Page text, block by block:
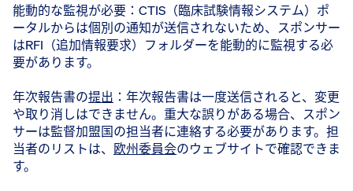
能動的な監視が必要：CTIS（臨床試験情報システム）ポ
ータルからは個別の通知が送信されないため、スポンサー
はRFI（追加情報要求）フォルダーを能動的に監視する必
要があります。
年次報告書の提出 ：年次報告書は一度送信されると、変更
や取り消しはできません。重大な誤りがある場合、スポン
サーは監督加盟国の担当者に連絡する必要があります。担
当者のリストは、 欧州委員会のウェブサイトで確認できま
す。